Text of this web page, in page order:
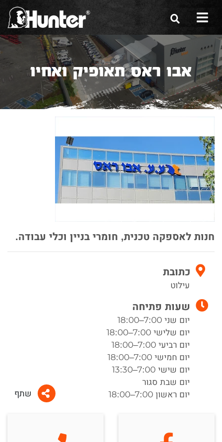
הסיפור שלנו
הכלים שלנו
תערוכות
משווקים
מגזין
שירות ואחריות
צור קשר
אבו ראס תאופיק ואחיו
חנות לאספקה טכנית, חומרי בניין וכלי עבודה.
כתובת
עילוט
שעות פתיחה
יום שני 7:00–18:00
יום שלישי 7:00–18:00
יום רביעי 7:00–18:00
יום חמישי 7:00–18:00
יום שישי 7:00–13:30
יום שבת סגור
יום ראשון 7:00–18:00
שתף